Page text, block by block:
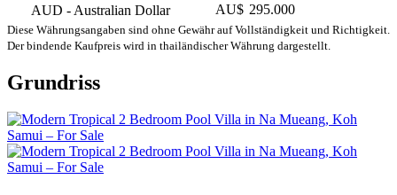
AUD - Australian Dollar AU$ 295.000
Diese Währungsangaben sind ohne Gewähr auf Vollständigkeit und Richtigkeit.
Der bindende Kaufpreis wird in thailändischer Währung dargestellt.
Grundriss